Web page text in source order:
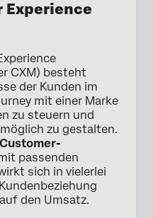
Experience
CXM) besteht
der Kunden im
mit einer Marke
zu steuern und
zu gestalten.
Customer-
passenden
sich in vielerlei
den Umsatz.